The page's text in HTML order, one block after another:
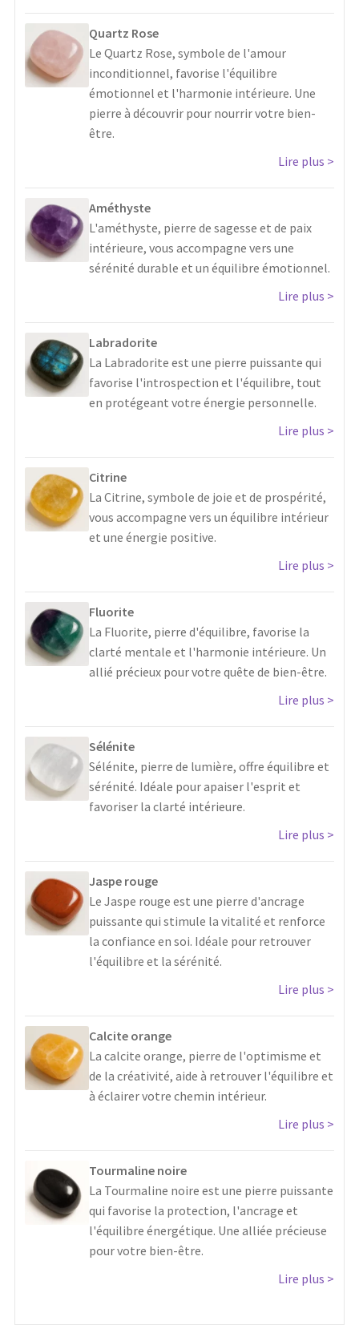
Quartz Rose
Le Quartz Rose, symbole de l'amour
inconditionnel, favorise l'équilibre
émotionnel et l'harmonie intérieure. Une
pierre à découvrir pour nourrir votre bien-
être.
Lire plus
Améthyste
L'améthyste, pierre de sagesse et de paix
intérieure, vous accompagne vers une
sérénité durable et un équilibre émotionnel.
Lire plus
Labradorite
La Labradorite est une pierre puissante qui
favorise l'introspection et l'équilibre, tout
en protégeant votre énergie personnelle.
Lire plus
Citrine
La Citrine, symbole de joie et de prospérité,
vous accompagne vers un équilibre intérieur
et une énergie positive.
Lire plus
Fluorite
La Fluorite, pierre d'équilibre, favorise la
clarté mentale et l'harmonie intérieure. Un
allié précieux pour votre quête de bien-être.
Lire plus
Sélénite
Sélénite, pierre de lumière, offre équilibre et
sérénité. Idéale pour apaiser l'esprit et
favoriser la clarté intérieure.
Lire plus
Jaspe rouge
Le Jaspe rouge est une pierre d'ancrage
puissante qui stimule la vitalité et renforce
la confiance en soi. Idéale pour retrouver
l'équilibre et la sérénité.
Lire plus
Calcite orange
La calcite orange, pierre de l'optimisme et
de la créativité, aide à retrouver l'équilibre et
à éclairer votre chemin intérieur.
Lire plus
Tourmaline noire
La Tourmaline noire est une pierre puissante
qui favorise la protection, l'ancrage et
l'équilibre énergétique. Une alliée précieuse
pour votre bien-être.
Lire plus